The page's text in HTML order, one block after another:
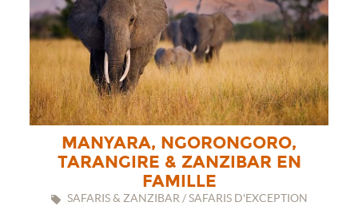
MANYARA, NGORONGORO,
TARANGIRE & ZANZIBAR EN
FAMILLE
SAFARIS & ZANZIBAR / SAFARIS D'EXCEPTION